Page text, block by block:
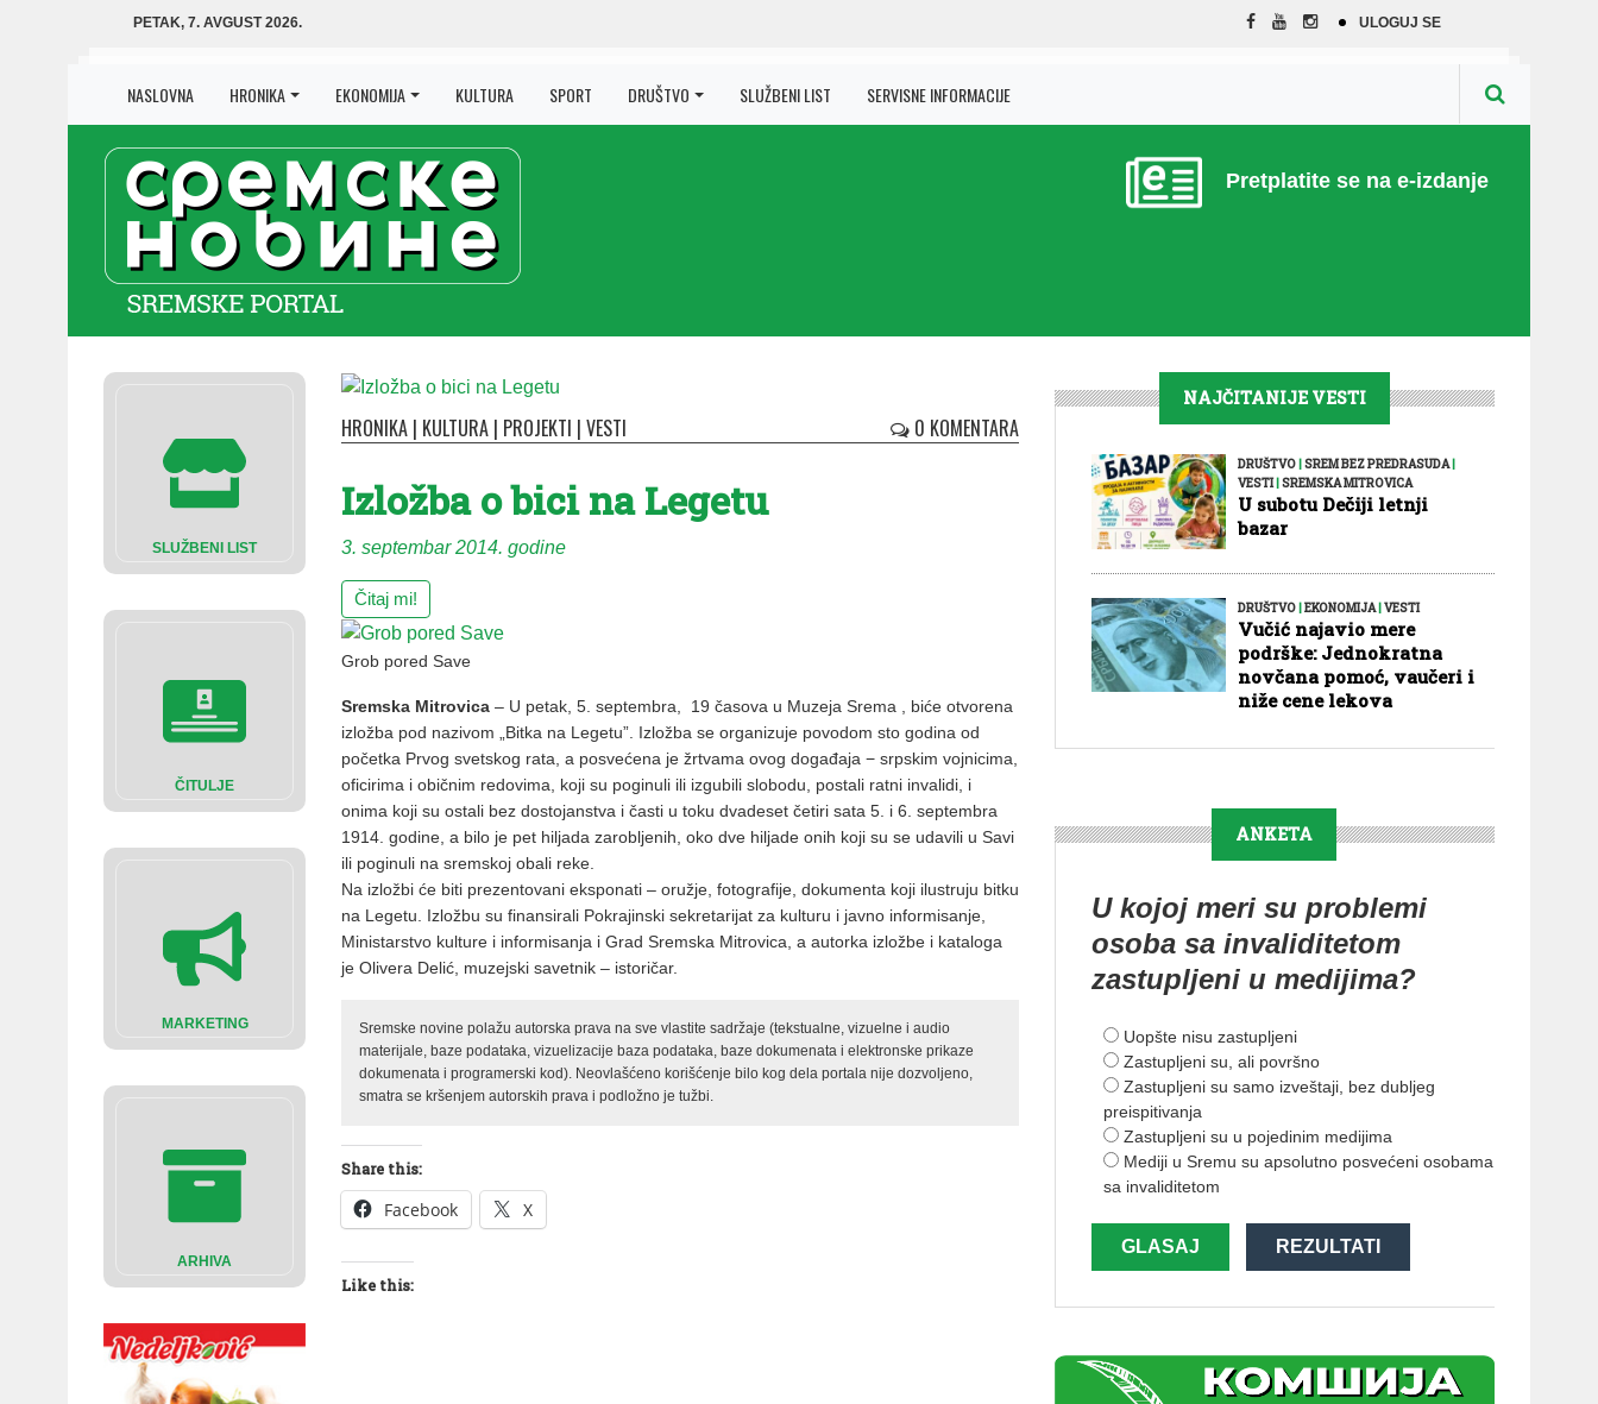
PETAK, 7. AVGUST 2026. ULOGUJ SE
NASLOVNA HRONIKA EKONOMIJA KULTURA SPORT DRUŠTVO SLUŽBENI LIST SERVISNE INFORMACIJE
Pretplatite se na e-izdanje
SLUŽBENI LIST
ČITULJE
MARKETING
ARHIVA
HRONIKA | KULTURA | PROJEKTI | VESTI 0 KOMENTARA
Izložba o bici na Legetu
3. septembar 2014. godine
Čitaj mi!
Grob pored Save
Sremska Mitrovica – U petak, 5. septembra, 19 časova u Muzeja Srema , biće otvorena
izložba pod nazivom „Bitka na Legetu”. Izložba se organizuje povodom sto godina od
početka Prvog svetskog rata, a posvećena je žrtvama ovog događaja − srpskim vojnicima,
oficirima i običnim redovima, koji su poginuli ili izgubili slobodu, postali ratni invalidi, i
onima koji su ostali bez dostojanstva i časti u toku dvadeset četiri sata 5. i 6. septembra
1914. godine, a bilo je pet hiljada zarobljenih, oko dve hiljade onih koji su se udavili u Savi
ili poginuli na sremskoj obali reke.
Na izložbi će biti prezentovani eksponati – oružje, fotografije, dokumenta koji ilustruju bitku
na Legetu. Izložbu su finansirali Pokrajinski sekretarijat za kulturu i javno informisanje,
Ministarstvo kulture i informisanja i Grad Sremska Mitrovica, a autorka izložbe i kataloga
je Olivera Delić, muzejski savetnik – istoričar.
Sremske novine polažu autorska prava na sve vlastite sadržaje (tekstualne, vizuelne i audio
materijale, baze podataka, vizuelizacije baza podataka, baze dokumenata i elektronske prikaze
dokumenata i programerski kod). Neovlašćeno korišćenje bilo kog dela portala nije dozvoljeno,
smatra se kršenjem autorskih prava i podložno je tužbi.
Share this:
Facebook X
Like this:
NAJČITANIJE VESTI
DRUŠTVO|SREM BEZ PREDRASUDA|
VESTI|SREMSKA MITROVICA
U subotu Dečiji letnji
bazar
DRUŠTVO|EKONOMIJA|VESTI
Vučić najavio mere
podrške: Jednokratna
novčana pomoć, vaučeri i
niže cene lekova
ANKETA
U kojoj meri su problemi
osoba sa invaliditetom
zastupljeni u medijima?
Uopšte nisu zastupljeni
Zastupljeni su, ali površno
Zastupljeni su samo izveštaji, bez dubljeg
preispitivanja
Zastupljeni su u pojedinim medijima
Mediji u Sremu su apsolutno posvećeni osobama
sa invaliditetom
GLASAJ REZULTATI